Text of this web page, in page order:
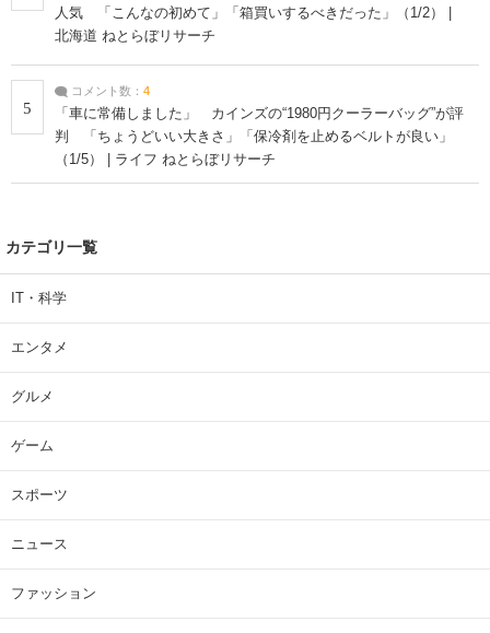
人気 「こんなの初めて」「箱買いするべきだった」（1/2） |
北海道 ねとらぼリサーチ
5
コメント数： 4
「車に常備しました」 カインズの“1980円クーラーバッグ”が評
判 「ちょうどいい大きさ」「保冷剤を止めるベルトが良い」
（1/5） | ライフ ねとらぼリサーチ
カテゴリ一覧
IT・科学
エンタメ
グルメ
ゲーム
スポーツ
ニュース
ファッション